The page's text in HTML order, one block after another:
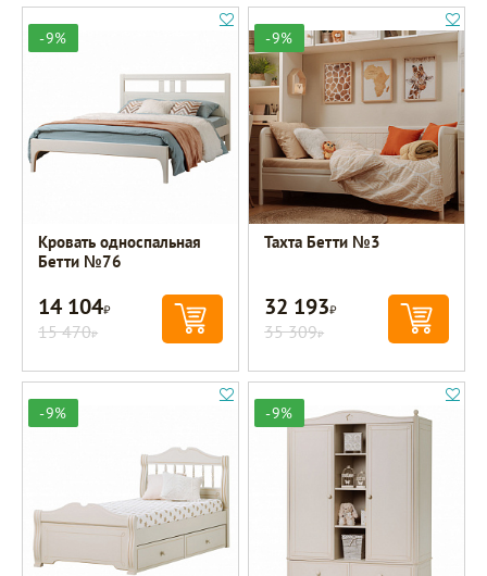
-9%
Кровать односпальная
Бетти №76
14 104Р
15 470Р
-9%
Тахта Бетти №3
32 193Р
35 309Р
-9% -9%